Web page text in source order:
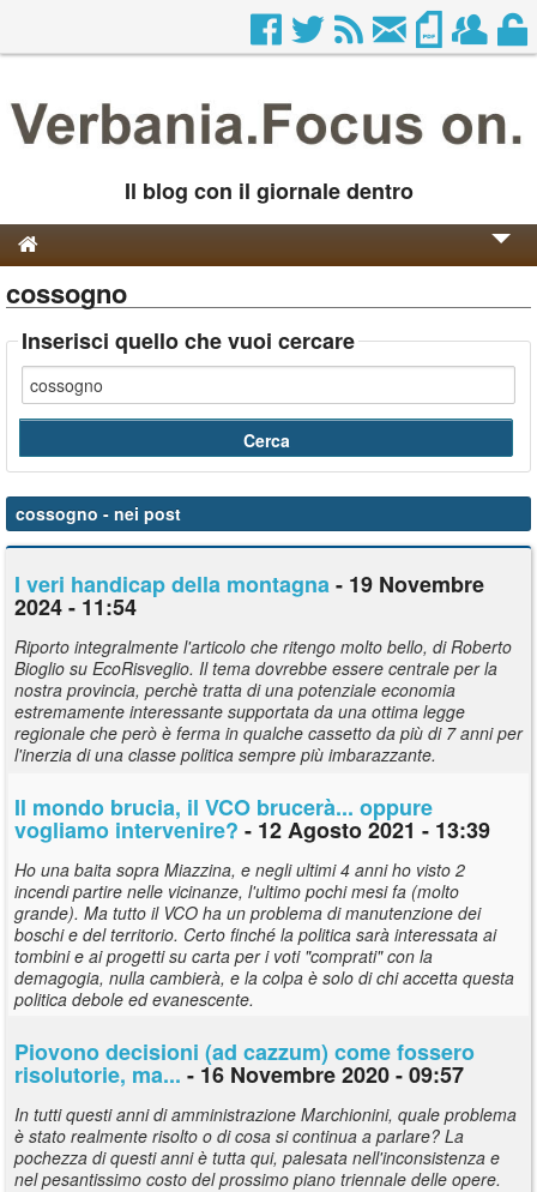
Il blog con il giornale dentro
Genesi e Storia
Contatti
cossogno
Inserisci quello che vuoi cercare
cossogno - nei post
I veri handicap della montagna- 19 Novembre
2024 - 11:54
Riporto integralmente l'articolo che ritengo molto bello, di Roberto
Bioglio su EcoRisveglio. Il tema dovrebbe essere centrale per la
nostra provincia, perchè tratta di una potenziale economia
estremamente interessante supportata da una ottima legge
regionale che però è ferma in qualche cassetto da più di 7 anni per
l'inerzia di una classe politica sempre più imbarazzante.
Il mondo brucia, il VCO brucerà... oppure
vogliamo intervenire? - 12 Agosto 2021 - 13:39
Ho una baita sopra Miazzina, e negli ultimi 4 anni ho visto 2
incendi partire nelle vicinanze, l'ultimo pochi mesi fa (molto
grande). Ma tutto il VCO ha un problema di manutenzione dei
boschi e del territorio. Certo finché la politica sarà interessata ai
tombini e ai progetti su carta per i voti "comprati" con la
demagogia, nulla cambierà, e la colpa è solo di chi accetta questa
politica debole ed evanescente.
Piovono decisioni (ad cazzum) come fossero
risolutorie, ma... - 16 Novembre 2020 - 09:57
In tutti questi anni di amministrazione Marchionini, quale problema
è stato realmente risolto o di cosa si continua a parlare? La
pochezza di questi anni è tutta qui, palesata nell'inconsistenza e
nel pesantissimo costo del prossimo piano triennale delle opere.